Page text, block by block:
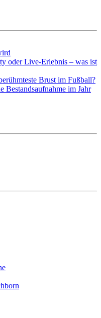
oder Live-Erlebnis – was ist
Brust im Fußball?
Bestandsaufnahme im Jahr